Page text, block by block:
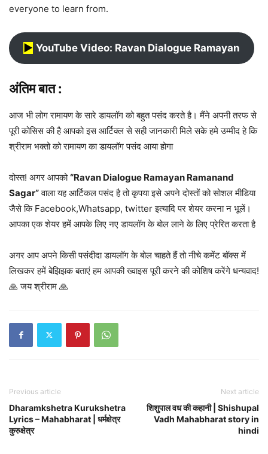
everyone to learn from.
▶︎ YouTube Video: Ravan Dialogue Ramayan
अंतिम बात :
आज भी लोग रामायण के सारे डायलॉग को बहुत पसंद करते है। मैंने अपनी तरफ से
पूरी कोसिस की है आपको इस आर्टिक्ल से सही जानकारी मिले सके हमे उम्मीद हे कि
श्रीराम भक्तो को रामायण का डायलॉग पसंद आया होगा
दोस्त! अगर आपको“Ravan Dialogue Ramayan Ramanand
Sagar”वाला यह आर्टिकल पसंद है तो कृपया इसे अपने दोस्तों को सोशल मीडिया
जैसे कि Facebook,Whatsapp, twitter इत्यादि पर शेयर करना न भूलें।
आपका एक शेयर हमें आपके लिए नए डायलॉग के बोल लाने के लिए प्रेरित करता है
अगर आप अपने किसी पसंदीदा डायलॉग के बोल चाहते हैं तो नीचे कमेंट बॉक्स में
लिखकर हमें बेझिझक बताएं हम आपकी ख्वाइस पूरी करने की कोशिष करेंगे धन्यवाद!
🙏 जय श्रीराम 🙏
Previous article
Dharamkshetra Kurukshetra
Lyrics – Mahabharat | धर्मक्षेत्र
कुरुक्षेत्र
Next article
शिशुपाल वध की कहानी | Shishupal
Vadh Mahabharat story in
hindi